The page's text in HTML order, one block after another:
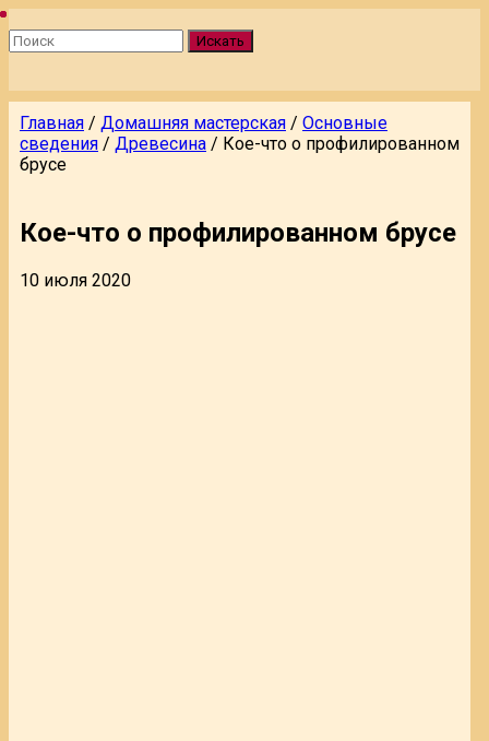
Искать
Главная / Домашняя мастерская / Основные
сведения / Древесина / Кое-что о профилированном
брусе
Кое-что о профилированном брусе
10 июля 2020